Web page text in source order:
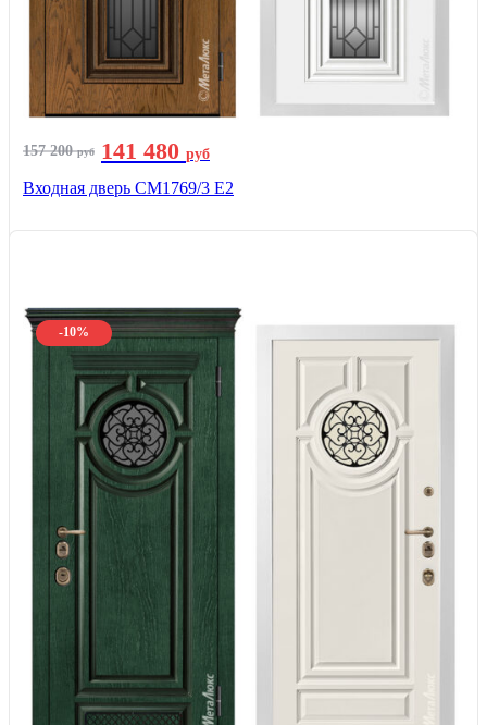
157 200руб 141 480 руб
Входная дверь СМ1769/3 Е2
-10%